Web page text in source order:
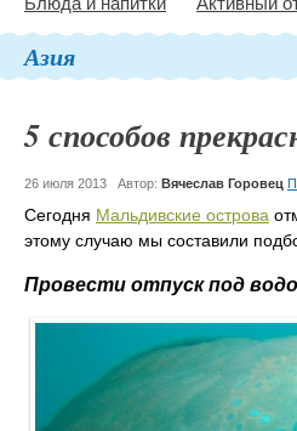
Азия
5 способов
26 июля 2013 Автор: Вячеслав Горовец
Сегодня Мальдивские острова
этому случаю мы составили
Провести отпуск под